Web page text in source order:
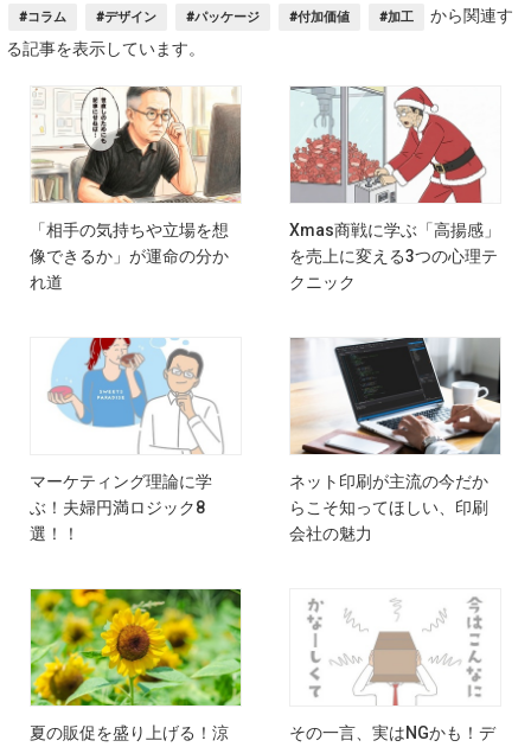
#コラム #デザイン #パッケージ #付加価値 #加工
から関連す
る記事を表示しています。
「相手の気持ちや立場を想
像できるか」が運命の分か
れ道
Xmas商戦に学ぶ「高揚感」
を売上に変える3つの心理テ
クニック
マーケティング理論に学
ぶ！夫婦円満ロジック8
選！！
ネット印刷が主流の今だか
らこそ知ってほしい、印刷
会社の魅力
夏の販促を盛り上げる！涼 その一言、実はNGかも！デ